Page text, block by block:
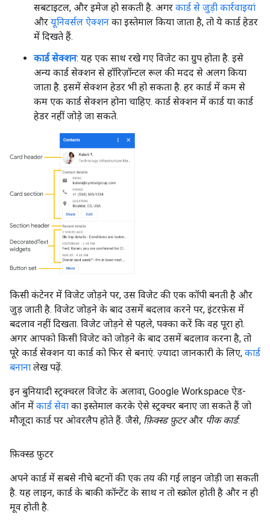
सबटाइटल, और इमेज हो सकती है. अगर कार्ड से जुड़ी कार्रवाइयां
और यूनिवर्सल ऐक्शन का इस्तेमाल किया जाता है, तो ये कार्ड हेडर
में दिखते हैं.
कार्ड सेक्शन: यह एक साथ रखे गए विजेट का ग्रुप होता है. इसे
अन्य कार्ड सेक्शन से हॉरिज़ॉन्टल रूल की मदद से अलग किया
जाता है. इसमें सेक्शन हेडर भी हो सकता है. हर कार्ड में कम से
कम एक कार्ड सेक्शन होना चाहिए. कार्ड सेक्शन में कार्ड या कार्ड
हेडर नहीं जोड़े जा सकते.
किसी कंटेनर में विजेट जोड़ने पर, उस विजेट की एक कॉपी बनती है और
जुड़ जाती है. विजेट जोड़ने के बाद उसमें बदलाव करने पर, इंटरफ़ेस में
बदलाव नहीं दिखता. विजेट जोड़ने से पहले, पक्का करें कि वह पूरा हो.
अगर आपको किसी विजेट को जोड़ने के बाद उसमें बदलाव करना है, तो
पूरे कार्ड सेक्शन या कार्ड को फिर से बनाएं. ज़्यादा जानकारी के लिए, कार्ड
बनाना लेख पढ़ें.
इन बुनियादी स्ट्रक्चरल विजेट के अलावा, Google Workspace ऐड-
ऑन में कार्ड सेवा का इस्तेमाल करके ऐसे स्ट्रक्चर बनाए जा सकते हैं जो
मौजूदा कार्ड पर ओवरलैप होते हैं. जैसे, फ़िक्स्ड फ़ुटरऔर पीक कार्ड:
फ़िक्स्ड फ़ुटर
अपने कार्ड में सबसे नीचे बटनों की एक तय की गई लाइन जोड़ी जा सकती
है. यह लाइन, कार्ड के बाकी कॉन्टेंट के साथ न तो स्क्रोल होती है और न ही
मूव होती है.